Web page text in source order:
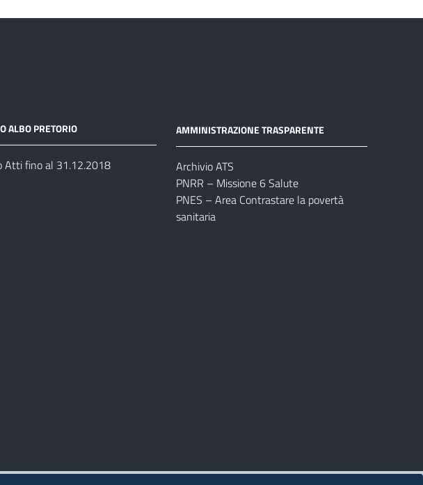
ALBO PRETORIO
Atti fino al 31.12.2018
AMMINISTRAZIONE TRASPARENTE
Archivio ATS
PNRR – Missione 6 Salute
PNES – Area Contrastare la povertà
sanitaria